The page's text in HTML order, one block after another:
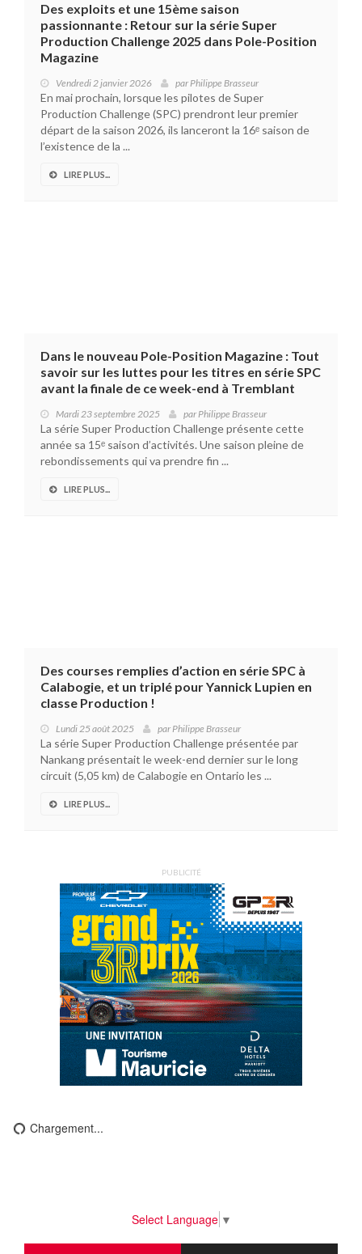
Des exploits et une 15ème saison
passionnante : Retour sur la série Super
Production Challenge 2025 dans Pole-Position
Magazine
Vendredi 2 janvier 2026 parPhilippe Brasseur
En mai prochain, lorsque les pilotes de Super
Production Challenge (SPC) prendront leur premier
départ de la saison 2026, ils lanceront la 16ᵉ saison de
l’existence de la ...
LIRE PLUS...
Dans le nouveau Pole-Position Magazine : Tout
savoir sur les luttes pour les titres en série SPC
avant la finale de ce week-end à Tremblant
Mardi 23 septembre 2025 parPhilippe Brasseur
La série Super Production Challenge présente cette
année sa 15ᵉ saison d’activités. Une saison pleine de
rebondissements qui va prendre fin ...
LIRE PLUS...
Des courses remplies d’action en série SPC à
Calabogie, et un triplé pour Yannick Lupien en
classe Production !
Lundi 25 août 2025 parPhilippe Brasseur
La série Super Production Challenge présentée par
Nankang présentait le week-end dernier sur le long
circuit (5,05 km) de Calabogie en Ontario les ...
LIRE PLUS...
PUBLICITÉ
Chargement...
Select Language ▼